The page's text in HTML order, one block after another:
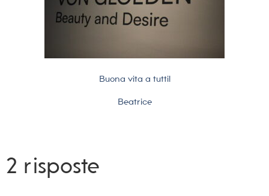
Buona vita a tutti!
Beatrice
2 risposte